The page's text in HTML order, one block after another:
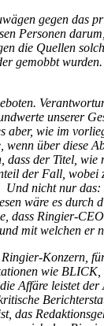
gegen
Personen
die Quellen
gemobbt
unserer
aber, wie im
wenn über diese
dass der Titel,
der Fall,
nicht nur
wäre es durch
dass Ringier-
mit welchen er
Konzern,
wie
Affäre leistet
das